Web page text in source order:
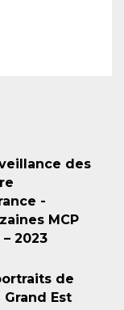
des
-
MCP
2023
de
Grand Est